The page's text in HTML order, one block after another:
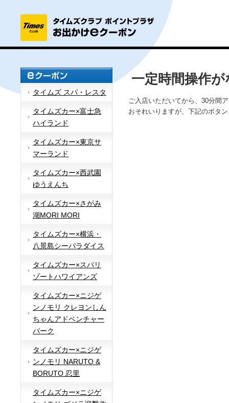
タイムズ スパ・レスタ
タイムズカー×富士急
ハイランド
タイムズカー×東京サ
マーランド
タイムズカー×西武園
ゆうえんち
タイムズカー×さがみ
湖MORI MORI
タイムズカー×横浜・
八景島シーパラダイス
タイムズカー×スパリ
ゾートハワイアンズ
タイムズカー×ニジゲ
ンノモリ クレヨンしん
ちゃんアドベンチャー
パーク
タイムズカー×ニジゲ
ンノモリ NARUTO &
BORUTO 忍里
タイムズカー×ニジゲ
一定時間操作
ご入店いただいてから、30分間
おそれいりますが、下記のボタ